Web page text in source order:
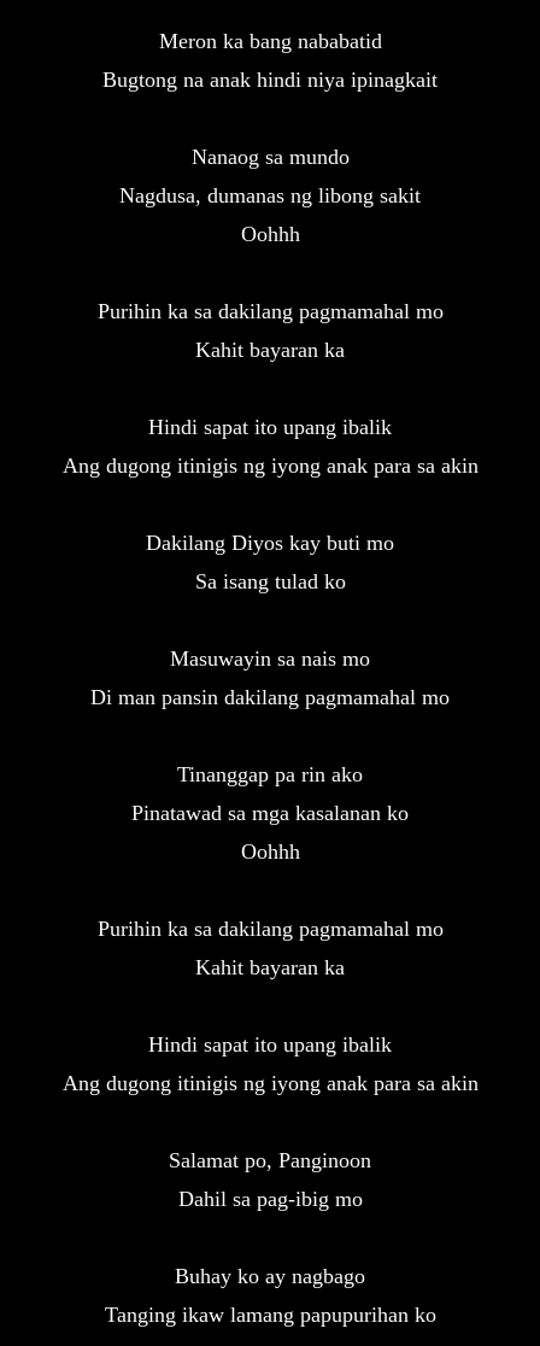
Meron ka bang nababatid
Bugtong na anak hindi niya ipinagkait
Nanaog sa mundo
Nagdusa, dumanas ng libong sakit
Oohhh
Purihin ka sa dakilang pagmamahal mo
Kahit bayaran ka
Hindi sapat ito upang ibalik
Ang dugong itinigis ng iyong anak para sa akin
Dakilang Diyos kay buti mo
Sa isang tulad ko
Masuwayin sa nais mo
Di man pansin dakilang pagmamahal mo
Tinanggap pa rin ako
Pinatawad sa mga kasalanan ko
Oohhh
Purihin ka sa dakilang pagmamahal mo
Kahit bayaran ka
Hindi sapat ito upang ibalik
Ang dugong itinigis ng iyong anak para sa akin
Salamat po, Panginoon
Dahil sa pag-ibig mo
Buhay ko ay nagbago
Tanging ikaw lamang papupurihan ko